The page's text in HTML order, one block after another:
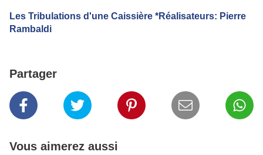
Les Tribulations d'une Caissière *Réalisateurs: Pierre
Rambaldi
Partager
Vous aimerez aussi